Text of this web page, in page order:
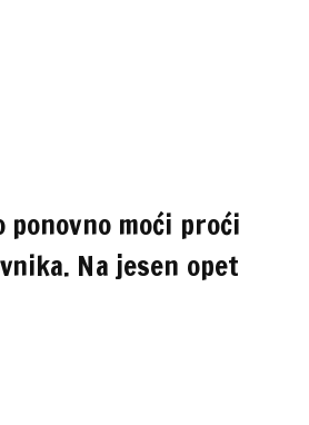
ponovno moći proći
Na jesen opet